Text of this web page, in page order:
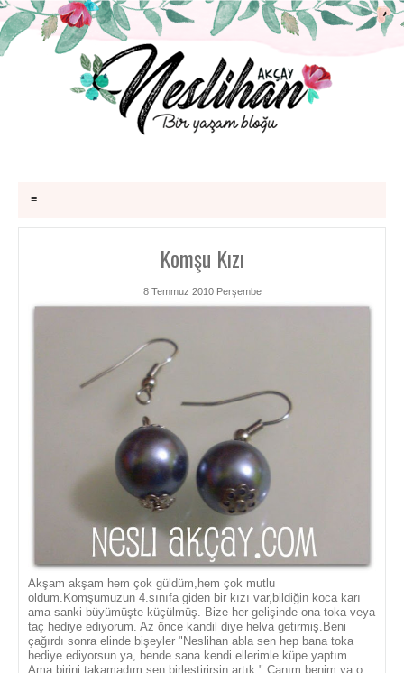
≡
Komşu Kızı
8 Temmuz 2010 Perşembe
Akşam akşam hem çok güldüm,hem çok mutlu
oldum.Komşumuzun 4.sınıfa giden bir kızı var,bildiğin koca karı
ama sanki büyümüşte küçülmüş. Bize her gelişinde ona toka veya
taç hediye ediyorum. Az önce kandil diye helva getirmiş.Beni
çağırdı sonra elinde bişeyler "Neslihan abla sen hep bana toka
hediye ediyorsun ya, bende sana kendi ellerimle küpe yaptım.
Ama birini takamadım sen birleştirirsin artık." Canım benim ya o